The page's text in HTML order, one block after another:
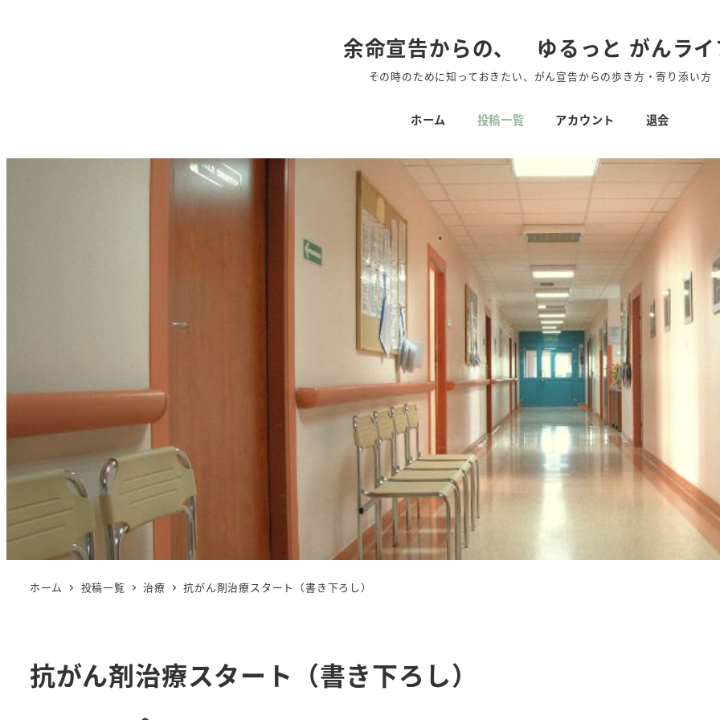
余命宣告からの、 ゆるっと がんラ
その時のために知っておきたい、がん宣告からの歩き方・寄り添い方
ホーム 投稿一覧 アカウント 退会
ホーム 投稿一覧 治療 抗がん剤治療スタート（書き下ろし）
抗がん剤治療スタート（書き下ろし）